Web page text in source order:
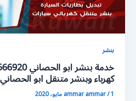
بنشر
كهرباء وبنشر متنقل ابو الحصاني
ammar ammar/1 مايو، 2020